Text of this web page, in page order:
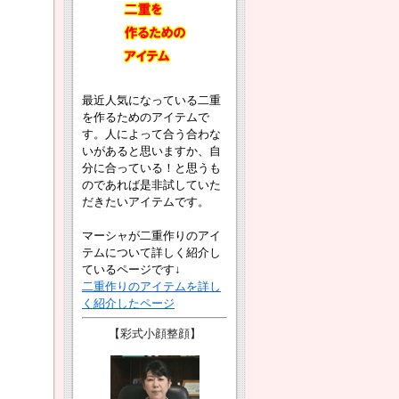
最近人気になっている二重
を作るためのアイテムで
す。人によって合う合わな
いがあると思いますか、自
分に合っている！と思うも
のであれば是非試していた
だきたいアイテムです。
マーシャが二重作りのアイ
テムについて詳しく紹介し
ているページです↓
二重作りのアイテムを詳し
く紹介したページ
【彩式小顔整顔】